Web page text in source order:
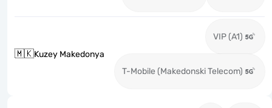
🇲🇰Kuzey Makedonya
VIP (A1)
T-Mobile (Makedonski Telecom)